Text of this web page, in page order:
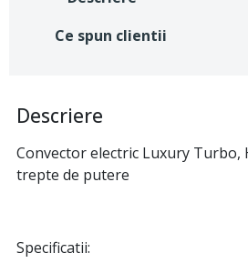
Ce spun clientii
Descriere
Convector electric Luxury Turbo,
trepte de putere
Specificatii: